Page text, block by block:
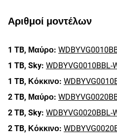
Αριθμοί μοντέλων
1 TB, Μαύρο:
1 TB, Sky: WDBYVG0010BBL-
1 TB, Κόκκινο:
2 TB, Μαύρο:
2 TB, Sky: WDBYVG0020BBL-
2 TB, Κόκκινο: